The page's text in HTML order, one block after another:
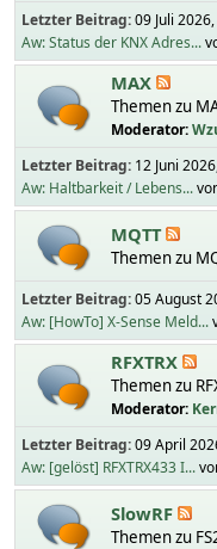
Letzter Beitrag:09 Juli
Aw: Status der KNX Adres...
MAX
Themen zu
Moderator:
Letzter Beitrag: 12 Juni
Aw: Haltbarkeit / Lebens...
MQTT
Themen zu
Letzter Beitrag:05 August
Aw: [HowTo] X-Sense Meld...
RFXTRX
Themen zu
Moderator:
Letzter Beitrag:09 April
Aw: [gelöst] RFXTRX433 I...
SlowRF
Themen zu